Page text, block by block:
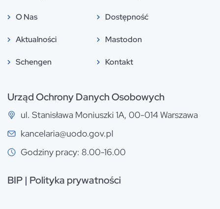
O Nas
Aktualności
Schengen
Dostępność
Mastodon
Kontakt
Urząd Ochrony Danych Osobowych
ul. Stanisława Moniuszki 1A, 00-014 Warszawa
kancelaria@uodo.gov.pl
Godziny pracy: 8.00-16.00
BIP | Polityka prywatności